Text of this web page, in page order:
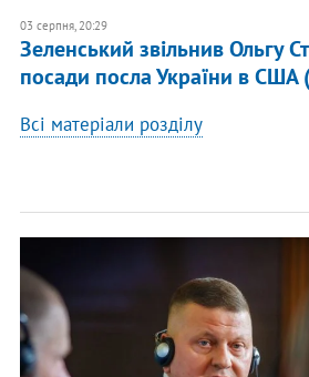
03 серпня, 20:29
Зеленський звільнив Ольгу
посади посла України в США
Всі матеріали розділу